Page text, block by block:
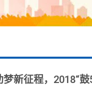
梦新征程，2018“